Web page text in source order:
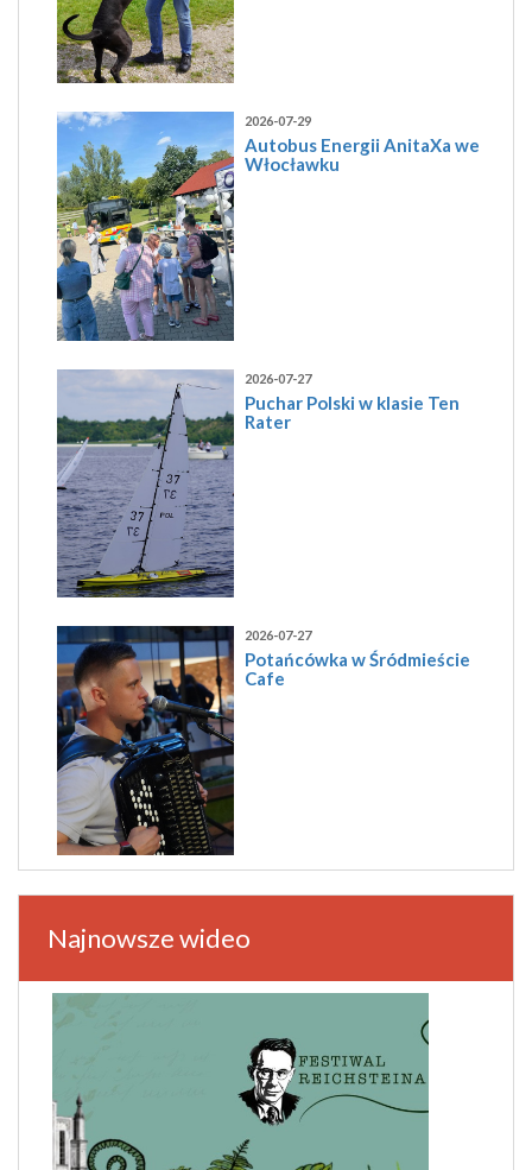
2026-07-29
Autobus Energii AnitaXa we
Włocławku
2026-07-27
Puchar Polski w klasie Ten
Rater
2026-07-27
Potańcówka w Śródmieście
Cafe
Najnowsze wideo